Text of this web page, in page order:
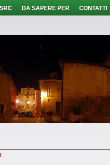
DA SAPERE PER CONTATTI